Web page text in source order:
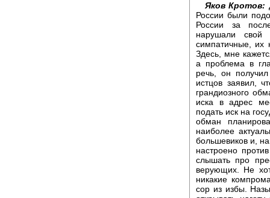
Яков Кротов:
России были
России за
нарушали
симпатичные, их
Здесь, мне
а проблема в
речь, он
истцов заявил,
грандиозного
иска в адрес
подать иск на
обман
наиболее
большевиков и,
настроено
слышать про
верующих. Не
никакие
сор из избы.